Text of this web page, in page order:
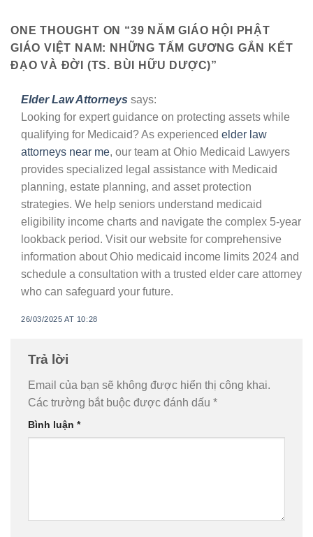
ONE THOUGHT ON “39 NĂM GIÁO HỘI PHẬT
GIÁO VIỆT NAM: NHỮNG TẤM GƯƠNG GẮN KẾT
ĐẠO VÀ ĐỜI (TS. BÙI HỮU DƯỢC)”
Elder Law Attorneys says:
Looking for expert guidance on protecting assets while
qualifying for Medicaid? As experienced elder law
attorneys near me, our team at Ohio Medicaid Lawyers
provides specialized legal assistance with Medicaid
planning, estate planning, and asset protection
strategies. We help seniors understand medicaid
eligibility income charts and navigate the complex 5-year
lookback period. Visit our website for comprehensive
information about Ohio medicaid income limits 2024 and
schedule a consultation with a trusted elder care attorney
who can safeguard your future.
26/03/2025 AT 10:28
Trả lời
Email của bạn sẽ không được hiển thị công khai.
Các trường bắt buộc được đánh dấu *
Bình luận *